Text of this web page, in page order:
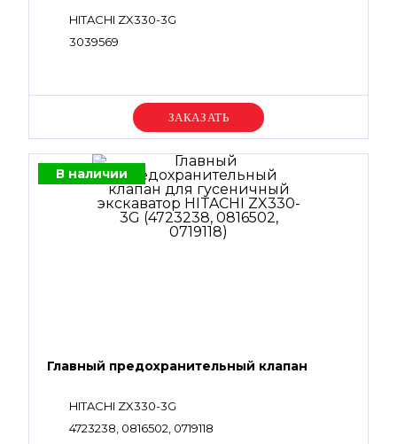
HITACHI ZX330-3G
3039569
Уточняйте цену
В наличии
Главный предохранительный клапан
HITACHI ZX330-3G
4723238, 0816502, 0719118